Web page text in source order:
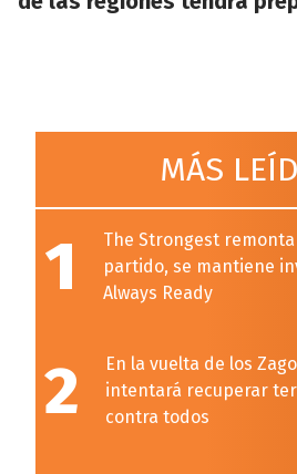
MÁS
1
The Strongest
partido, se mantiene
Always Ready
2
En la vuelta de los
intentará recuperar
contra todos